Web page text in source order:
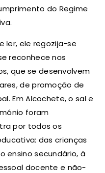
do Regime
ler, ele regozija-se
reconhece nos
que se desenvolvem
de promoção de
Em Alcochete, o sal e
foram
por todos os
das crianças
ensino secundário, à
docente e não-